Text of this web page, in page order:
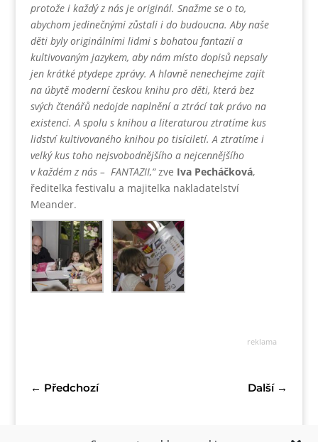
protože i každý z nás je originál. Snažme se o to,
abychom jedinečnými zůstali i do budoucna. Aby naše
děti byly originálními lidmi s bohatou fantazií a
kultivovaným jazykem, aby nám místo dopisů nepsaly
jen krátké ptydepe zprávy. A hlavně nenechejme zajít
na úbytě moderní českou knihu pro děti, která bez
svých čtenářů nedojde naplnění a ztrácí tak právo na
existenci. A spolu s knihou a literaturou ztratíme kus
lidství kultivovaného knihou po tisíciletí. A ztratíme i
velký kus toho nejsvobodnějšího a nejcennějšího
v každém z nás – FANTAZII,“zve Iva Pecháčková,
ředitelka festivalu a majitelka nakladatelství
Meander.
reklama
← Předchozí Další→